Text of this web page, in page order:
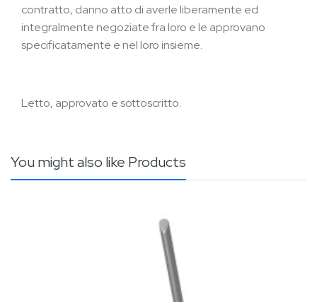
contratto, danno atto di averle liberamente ed
integralmente negoziate fra loro e le approvano
specificatamente e nel loro insieme.
Letto, approvato e sottoscritto.
You might also like Products